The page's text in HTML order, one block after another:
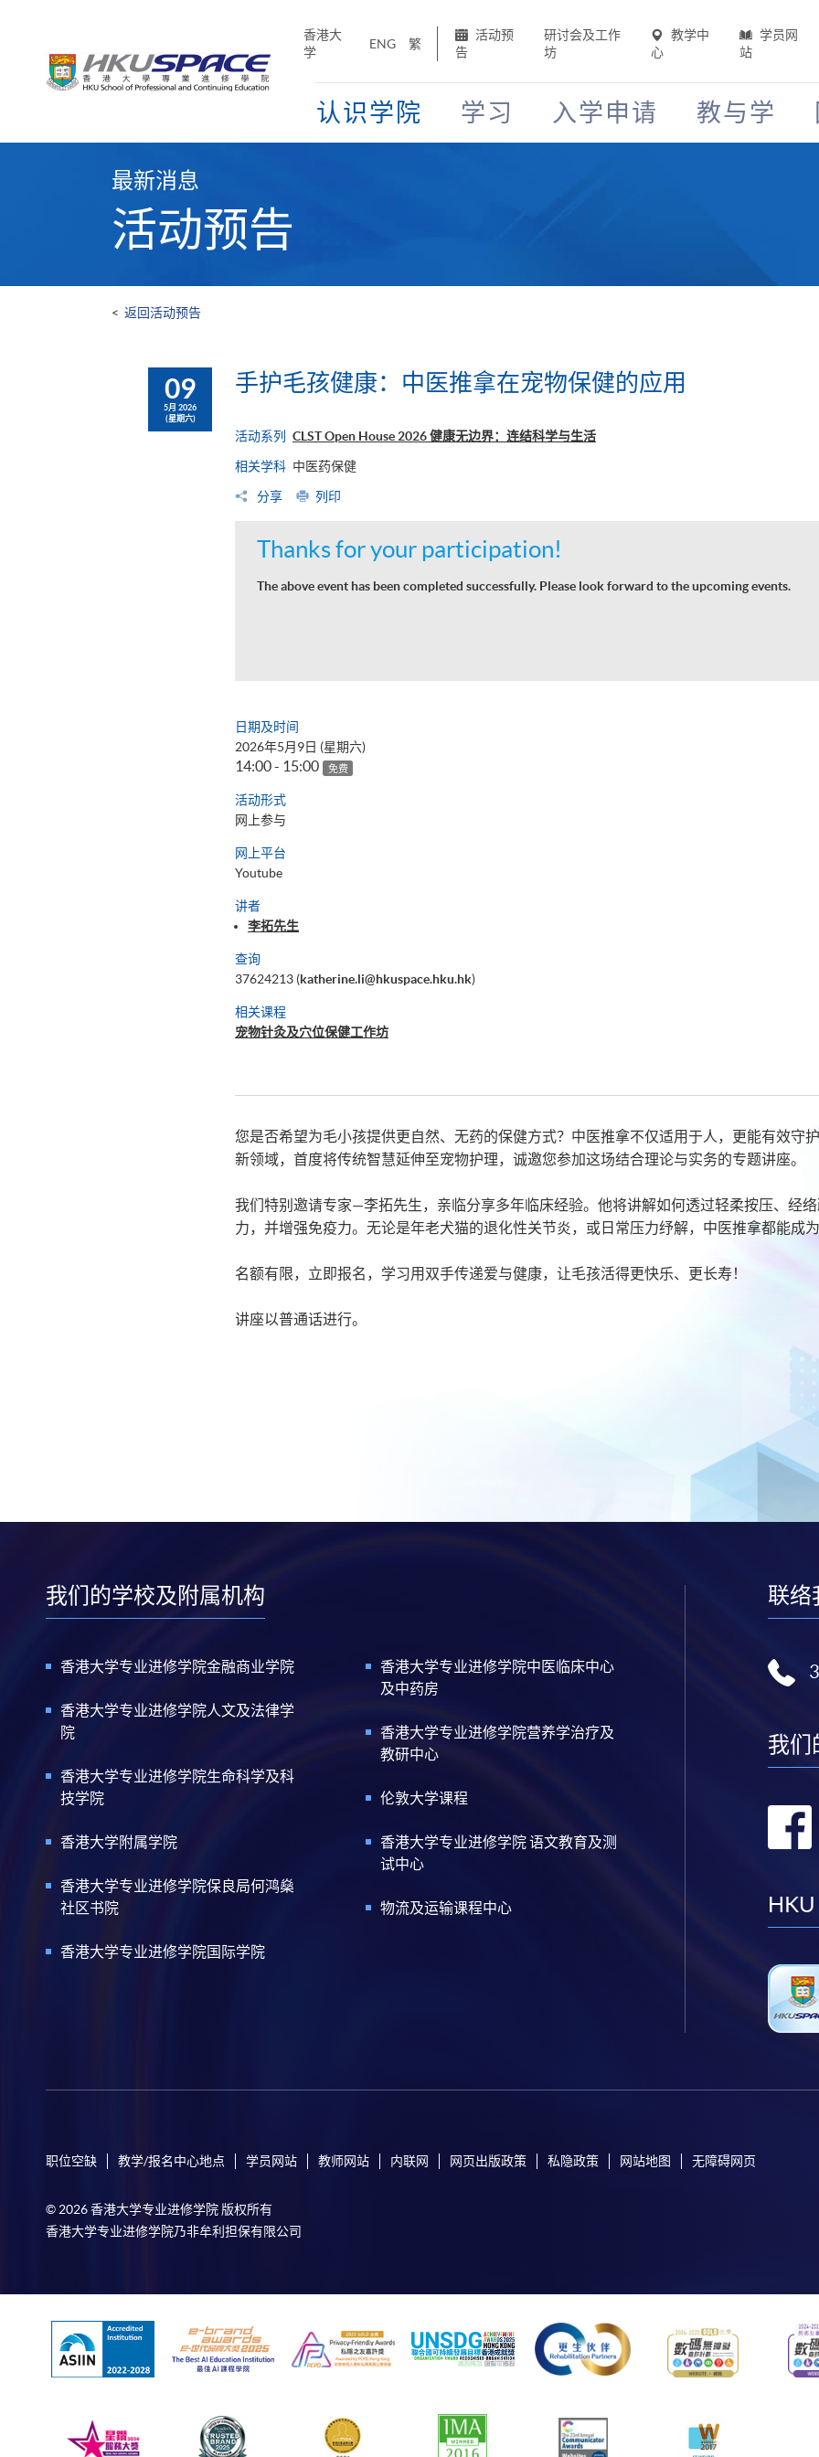
香港大
学
ENG 繁
活动预
告
研讨会及工作
坊
教学中
心
学员网
站
认识学院 学习 入学申请 教与学
最新消息
活动预告
< 返回活动预告
09
5月 2026
(星期六)
手护毛孩健康：中医推拿在宠物保健的应用
活动系列 CLST Open House 2026 健康无边界：连结科学与生活
相关学科 中医药保健
分享 列印
Thanks for your participation!
The above event has been completed successfully. Please look forward to the upcoming events.
日期及时间
2026年5月9日 (星期六)
14:00 - 15:00 免费
活动形式
网上参与
网上平台
Youtube
讲者
李拓先生
查询
37624213 (katherine.li@hkuspace.hku.hk)
相关课程
宠物针灸及穴位保健工作坊
您是否希望为毛小孩提供更自然、无药的保健方式？中医推拿不仅适用于人，更能有效守
新领域，首度将传统智慧延伸至宠物护理，诚邀您参加这场结合理论与实务的专题讲座。
我们特别邀请专家—李拓先生，亲临分享多年临床经验。他将讲解如何透过轻柔按压、经
力，并增强免疫力。无论是年老犬猫的退化性关节炎，或日常压力纾解，中医推拿都能成
名额有限，立即报名，学习用双手传递爱与健康，让毛孩活得更快乐、更长寿！
讲座以普通话进行。
我们的学校及附属机构
香港大学专业进修学院金融商业学院
香港大学专业进修学院人文及法律学
院
香港大学专业进修学院生命科学及科
技学院
香港大学附属学院
香港大学专业进修学院保良局何鸿燊
社区书院
香港大学专业进修学院国际学院
香港大学专业进修学院中医临床中心
及中药房
香港大学专业进修学院营养学治疗及
教研中心
伦敦大学课程
香港大学专业进修学院 语文教育及测
试中心
物流及运输课程中心
联络
我们
HKU
职位空缺 教学/报名中心地点 学员网站 教师网站 内联网 网页出版政策 私隐政策 网站地图 无障碍网页
© 2026 香港大学专业进修学院 版权所有
香港大学专业进修学院乃非牟利担保有限公司